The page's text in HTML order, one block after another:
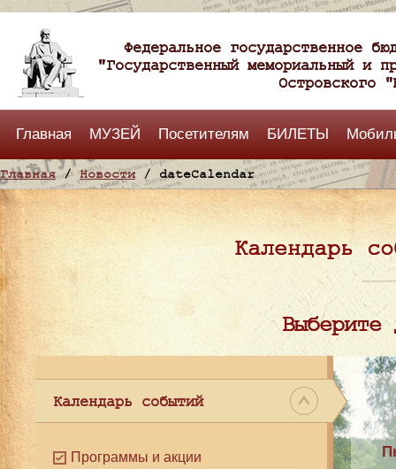
Федеральное государственное
"Государственный мемориальный и
Островского
Главная МУЗЕЙ Посетителям БИЛЕТЫ
Главная/Новости/ dateCalendar
Календарь
Выберите
Календарь событий
Программы и акции